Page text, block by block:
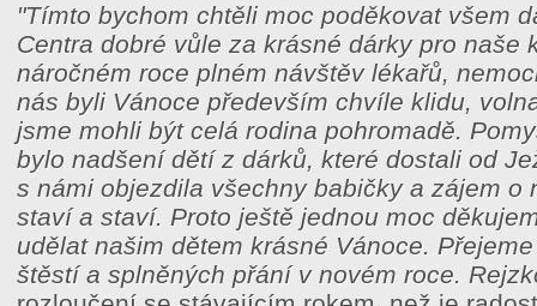
"Tímto bychom chtěli moc poděkovat všem
Centra dobré vůle za krásné dárky pro naše
náročném roce plném návštěv lékařů,
nás byli Vánoce především chvíle klidu,
jsme mohli být celá rodina pohromadě.
bylo nadšení dětí z dárků, které dostali od
s námi objezdila všechny babičky a zájem o
staví a staví. Proto ještě jednou moc
udělat našim dětem krásné Vánoce.
štěstí a splněných přání v novém roce.